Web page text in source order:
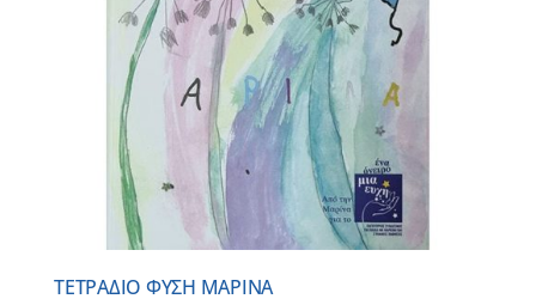
ΤΕΤΡΑΔΙΟ ΦΥΣΗ ΜΑΡΙΝΑ